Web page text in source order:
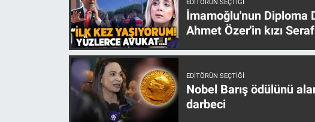
EDITÖRÜN SEÇTIĞI
İmamoğlu'nun Diploma
Ahmet Özer'in kızı
EDITÖRÜN SEÇTIĞI
Nobel Barış ödülünü
darbeci